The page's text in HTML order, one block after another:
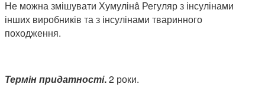
Не можна змішувати Хумулінâ Регуляр з інсулінами
інших виробників та з інсулінами тваринного
походження.
Термін придатності.2 роки.